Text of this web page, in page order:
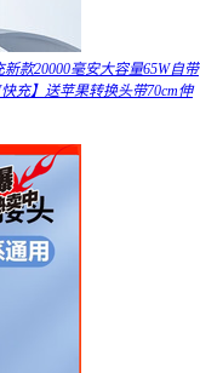
款20000毫安大容量65W自带
充】送苹果转换头带70cm伸